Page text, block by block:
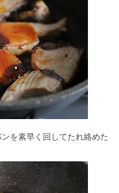
を素早く回してたれ絡めた